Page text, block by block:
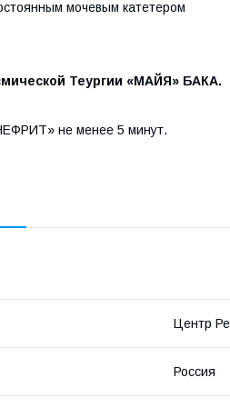
мочевым катетером
Теургии «МАЙЯ» БАКА.
не менее 5 минут.
Центр
Россия